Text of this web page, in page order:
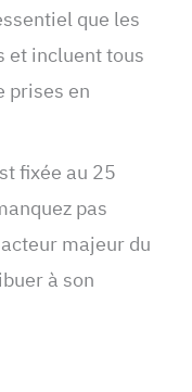
que les
et incluent tous
prises en
fixée au 25
pas
majeur du
à son